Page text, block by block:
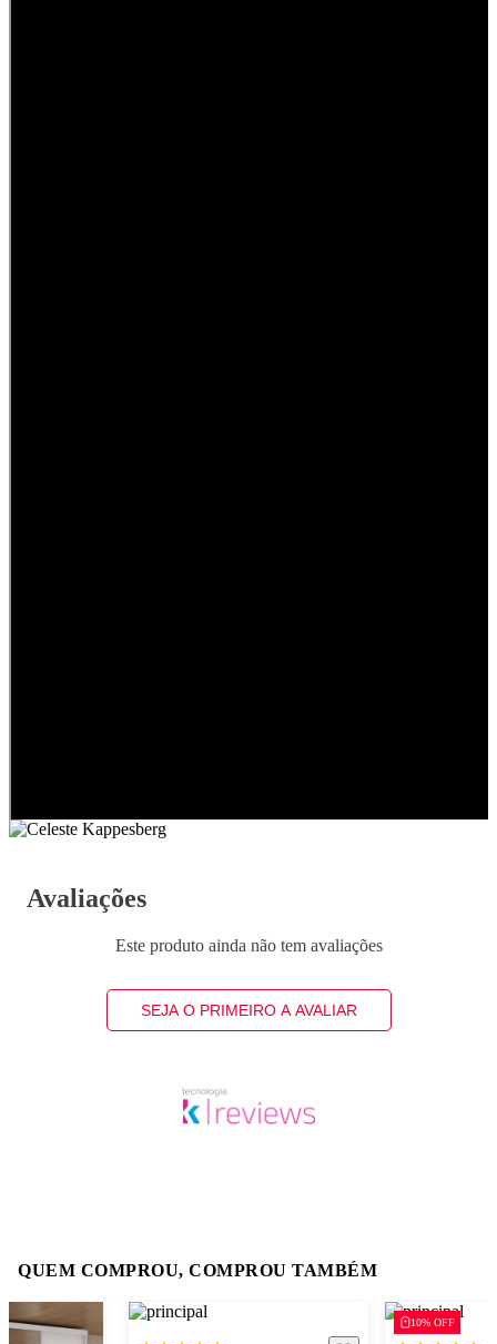
Avaliações
Este produto ainda não tem avaliações
SEJA O PRIMEIRO A AVALIAR
QUEM COMPROU, COMPROU TAMBÉM
10% OFF